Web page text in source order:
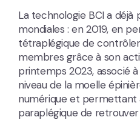
La technologie BCI a déjà
mondiales : en 2019, en
tétraplégique de
membres grâce à son
printemps 2023, associé
niveau de la moelle
numérique et permettant
paraplégique de